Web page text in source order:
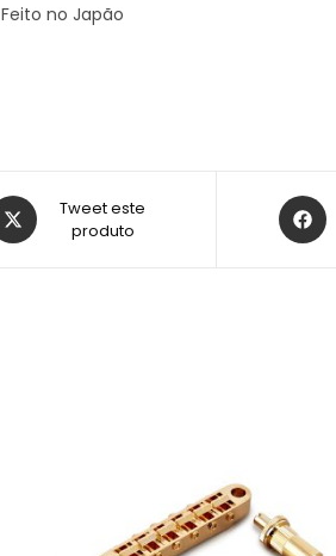
Feito no Japão
Tweet este
produto